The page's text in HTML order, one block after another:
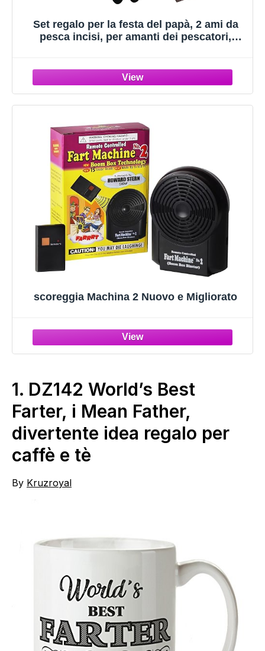
Set regalo per la festa del papà, 2 ami da
pesca incisi, per amanti dei pescatori,
regalo da figlia e figlio
scoreggia Machina 2 Nuovo e Migliorato
1. DZ142 World’s Best
Farter, i Mean Father,
divertente idea regalo per
caffè e tè
By Kruzroyal